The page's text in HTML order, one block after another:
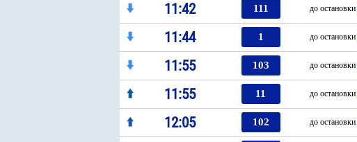
11:42 111 до остановки
11:44 1 до остановки
11:55 103 до остановки
11:55 11 до остановки
12:05 102 до остановки